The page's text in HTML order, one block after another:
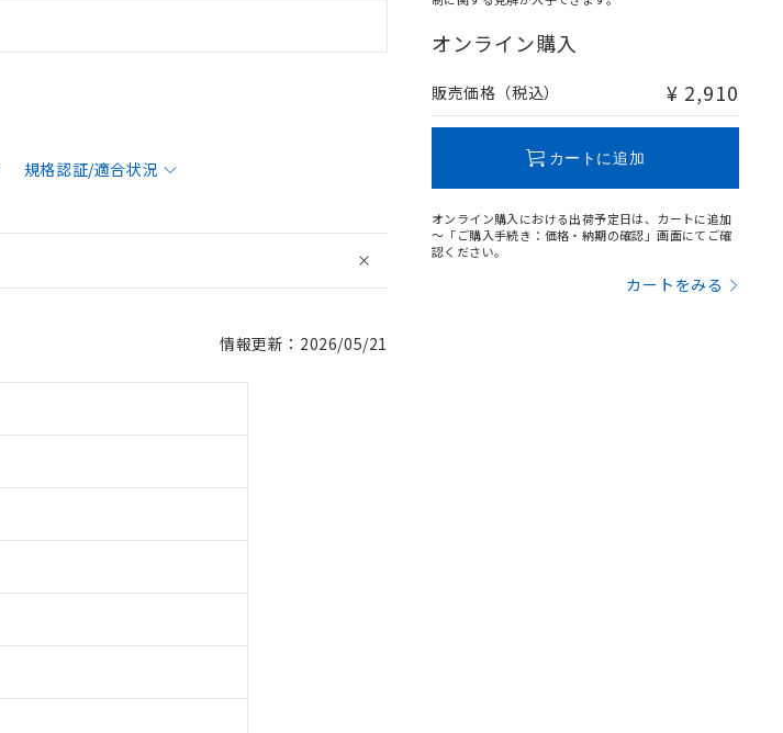
規格認証/適合状況
情報更新：2026/05/21
オンライン購入
販売価格（税込） ¥ 2,910
カートに追加
オンライン購入における出荷予定日は、カートに追加
～「ご購入手続き：価格・納期の確認」画面にてご確
認ください。
カートをみる